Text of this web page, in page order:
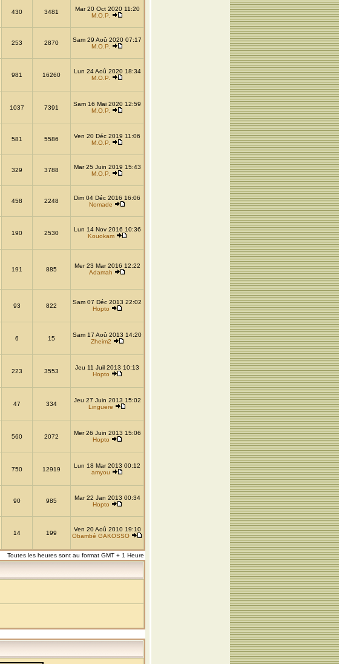
430 3481
Mar 20 Oct 2020 11:20
M.O.P.
253 2870
Sam 29 Aoû 2020 07:17
M.O.P.
981 16260
Lun 24 Aoû 2020 18:34
M.O.P.
1037 7391
Sam 16 Mai 2020 12:59
M.O.P.
581 5586
Ven 20 Déc 2019 11:06
M.O.P.
329 3788
Mar 25 Juin 2019 15:43
M.O.P.
458 2248
Dim 04 Déc 2016 16:06
Nomade
190 2530
Lun 14 Nov 2016 10:36
Kouokam
191 885
Mer 23 Mar 2016 12:22
Adamah
93 822
Sam 07 Déc 2013 22:02
Hopto
6 15
Sam 17 Aoû 2013 14:20
Zheim2
223 3553
Jeu 11 Juil 2013 10:13
Hopto
47 334
Jeu 27 Juin 2013 15:02
Linguere
560 2072
Mer 26 Juin 2013 15:06
Hopto
750 12919
Lun 18 Mar 2013 00:12
amyou
90 985
Mar 22 Jan 2013 00:34
Hopto
14 199
Ven 20 Aoû 2010 19:10
Obambé GAKOSSO
Toutes les heures sont au format GMT + 1 Heure